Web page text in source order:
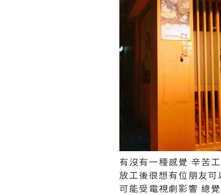
有沒有一種感覺 辛苦
放工後很想有位朋友
可能受電視劇影響 總